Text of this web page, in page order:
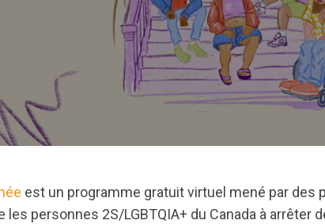
est un programme gratuit virtuel mené par des
les personnes 2S/LGBTQIA+ du Canada à arrêter